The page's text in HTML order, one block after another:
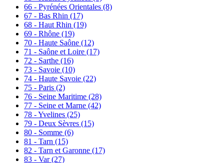
66 - Pyrénées Orientales (8)
67 - Bas Rhin (17)
68 - Haut Rhin (19)
69 - Rhône (19)
70 - Haute Saône (12)
71 - Saône et Loire (17)
72 - Sarthe (16)
73 - Savoie (10)
74 - Haute Savoie (22)
75 - Paris (2)
76 - Seine Maritime (28)
77 - Seine et Marne (42)
78 - Yvelines (25)
79 - Deux Sèvres (15)
80 - Somme (6)
81 - Tarn (15)
82 - Tarn et Garonne (17)
83 - Var(27)